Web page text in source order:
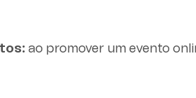
ao promover um evento